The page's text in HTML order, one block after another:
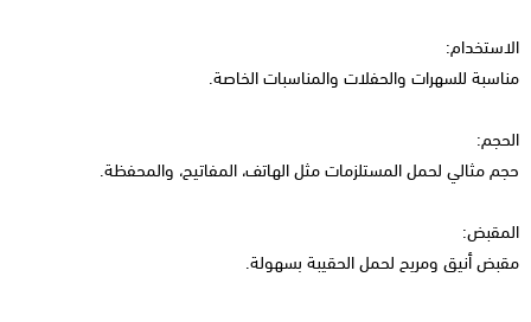
الاستخدام:
مناسبة للسهرات والحفلات والمناسبات الخاصة.
الحجم:
حجم مثالي لحمل المستلزمات مثل الهاتف، المفاتيح، والمحفظة.
المقبض:
مقبض أنيق ومريح لحمل الحقيبة بسهولة.